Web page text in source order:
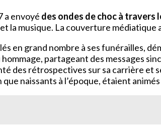
a envoyé des ondes de choc à travers
la musique. La couverture
en grand nombre à ses funérailles,
partageant des messages
des rétrospectives sur sa carrière et
que naissants à l’époque, étaient